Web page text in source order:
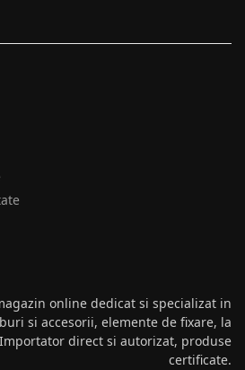
online dedicat si specializat in
si accesorii, elemente de fixare, la
direct si autorizat, produse
certificate.